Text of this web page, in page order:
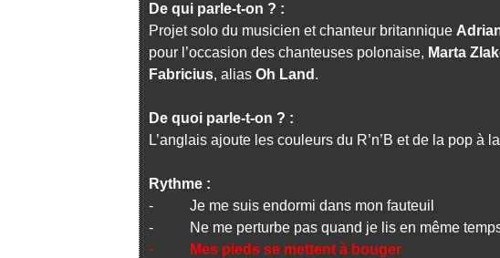
De qui parle-t-on ? :
Projet solo du musicien et chanteur britannique
pour l’occasion des chanteuses polonaise, Marta
Fabricius, alias Oh Land .
De quoi parle-t-on ? :
L’anglais ajoute les couleurs du R’n’B et de la pop à
Rythme :
- Je me suis endormi dans mon fauteuil
- Ne me perturbe pas quand je lis en même
-
Mes pieds se mettent à bouger